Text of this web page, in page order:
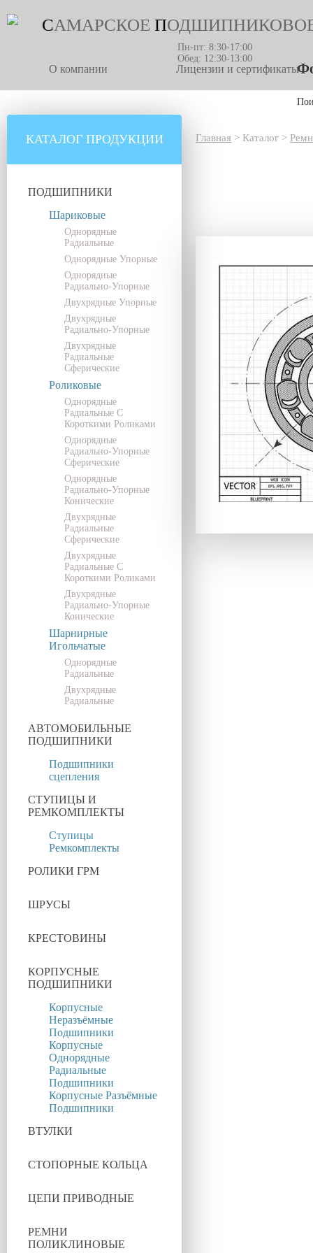
САМАРСКОЕ П
Пн-пт: 8:30-17:00
Обед: 12:30-13:00
О компании Лицензии и сертификаты
КАТАЛОГ ПРОДУКЦИИ
ПОДШИПНИКИ
Шариковые
Однорядные
Радиальные
Однорядные Упорные
Однорядные
Радиально-Упорные
Двухрядные Упорные
Двухрядные
Радиально-Упорные
Двухрядные
Радиальные
Сферические
Роликовые
Однорядные
Радиальные С
Короткими Роликами
Однорядные
Радиально-Упорные
Сферические
Однорядные
Радиально-Упорные
Конические
Двухрядные
Радиальные
Сферические
Двухрядные
Радиальные С
Короткими Роликами
Двухрядные
Радиально-Упорные
Конические
Шарнирные
Игольчатые
Однорядные
Радиальные
Двухрядные
Радиальные
АВТОМОБИЛЬНЫЕ
ПОДШИПНИКИ
Подшипники
сцепления
СТУПИЦЫ И
РЕМКОМПЛЕКТЫ
Ступицы
Ремкомплекты
РОЛИКИ ГРМ
ШРУСЫ
КРЕСТОВИНЫ
КОРПУСНЫЕ
ПОДШИПНИКИ
Корпусные
Неразъёмные
Подшипники
Корпусные
Однорядные
Радиальные
Подшипники
Корпусные Разъёмные
Подшипники
ВТУЛКИ
СТОПОРНЫЕ КОЛЬЦА
ЦЕПИ ПРИВОДНЫЕ
РЕМНИ
ПОЛИКЛИНОВЫЕ
Главная > Каталог >